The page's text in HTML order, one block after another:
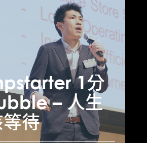
1分
(HK)
只要去做
成真
1分
– 人生
待